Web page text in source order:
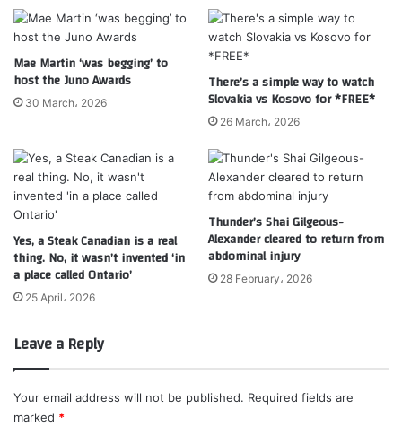
Mae Martin ‘was begging’ to
host the Juno Awards
30 March، 2026
There’s a simple way to watch
Slovakia vs Kosovo for *FREE*
26 March، 2026
Yes, a Steak Canadian is a real
thing. No, it wasn’t invented ‘in
a place called Ontario’
25 April، 2026
Thunder’s Shai Gilgeous-
Alexander cleared to return from
abdominal injury
28 February، 2026
Leave a Reply
Your email address will not be published. Required fields are
marked *